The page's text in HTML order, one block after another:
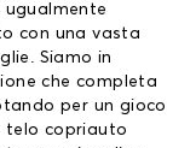
ugualmente
con una vasta
Siamo in
che completa
per un gioco
telo copriauto